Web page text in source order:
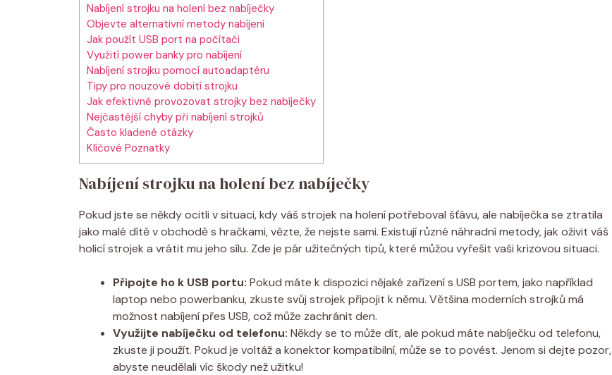
Nabíjení strojku na holení bez nabíječky
Objevte alternativní metody nabíjení
Jak použít USB port na počítači
Využití power banky pro nabíjení
Nabíjení strojku pomocí autoadaptéru
Tipy pro nouzové dobití strojku
Jak efektivně provozovat strojky bez nabíječky
Nejčastější chyby při nabíjení strojků
Často kladené otázky
Klíčové Poznatky
Nabíjení strojku na holení bez nabíječky
Pokud jste se někdy ocitli v situaci, kdy váš strojek na holení potřeboval šťávu, ale nabíječka se ztratila
jako malé dítě v obchodě s hračkami, vězte, že nejste sami. Existují různé náhradní metody, jak oživit váš
holicí strojek a vrátit mu jeho sílu. Zde je pár užitečných tipů, které můžou vyřešit vaši krizovou situaci.
Připojte ho k USB portu: Pokud máte k dispozici nějaké zařízení s USB portem, jako například
laptop nebo powerbanku, zkuste svůj strojek připojit k němu. Většina moderních strojků má
možnost nabíjení přes USB, což může zachránit den.
Využijte nabíječku od telefonu: Někdy se to může dít, ale pokud máte nabíječku od telefonu,
zkuste ji použít. Pokud je voltáž a konektor kompatibilní, může se to povést. Jenom si dejte pozor,
abyste neudělali víc škody než užitku!